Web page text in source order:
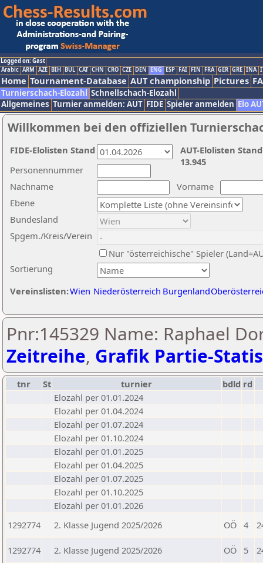
Logged on: Gast
Arabic ARM AZE BIH BUL CAT CHN CRO CZE DEN ENG ESP FAI FIN FRA GER GRE INA
Home Tournament-Database AUT championship Pictures
Turnierschach-Elozahl Schnellschach-Elozahl
Allgemeines Turnier anmelden: AUT FIDE Spieler anmelden Elo
Willkommen bei den offiziellen
Nachname
Vorname
Ebene
Sortierung
Personennummer
Bundesland
Spgem./Kreis/Verein
Nur "österreichische" Spieler
Vereinslisten:Wien Niederösterreich Burgenland
AUT-Elolisten
13.945
FIDE-Elolisten Stand
Pnr:145329 Name: Raphael
Zeitreihe, Grafik Partie-
tnr St turnier bdld rd
Elozahl per 01.01.2024
Elozahl per 01.04.2024
Elozahl per 01.07.2024
Elozahl per 01.10.2024
Elozahl per 01.01.2025
Elozahl per 01.04.2025
Elozahl per 01.07.2025
Elozahl per 01.10.2025
Elozahl per 01.01.2026
1292774
2. Klasse Jugend 2025/2026 OÖ 4
1292774 2. Klasse Jugend 2025/2026 OÖ 5